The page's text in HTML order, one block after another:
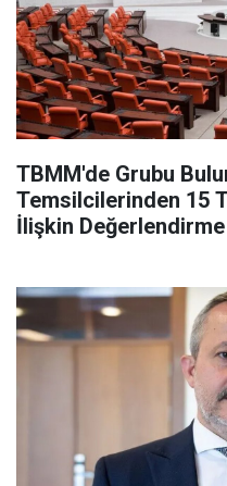
TBMM'de Grubu
Temsilcilerinden 15
İlişkin Değerlendirme